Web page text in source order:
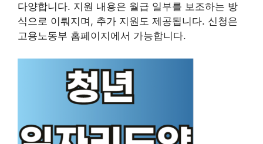
다양합니다. 지원 내용은 월급 일부를 보조하는 방
식으로 이뤄지며, 추가 지원도 제공됩니다. 신청은
고용노동부 홈페이지에서 가능합니다.